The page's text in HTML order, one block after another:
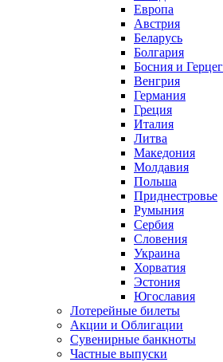
Европа
Австрия
Беларусь
Болгария
Босния и
Венгрия
Германия
Греция
Италия
Литва
Македония
Молдавия
Польша
Приднестровье
Румыния
Сербия
Словения
Украина
Хорватия
Эстония
Югославия
Лотерейные билеты
Акции и Облигации
Сувенирные банкноты
Частные выпуски